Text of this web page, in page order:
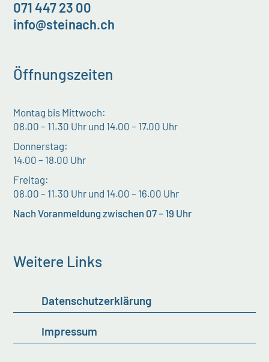
071 447 23 00
info@steinach.ch
Öffnungszeiten
Montag bis Mittwoch:
08.00 – 11.30 Uhr und 14.00 – 17.00 Uhr
Donnerstag:
14.00 – 18.00 Uhr
Freitag:
08.00 – 11.30 Uhr und 14.00 – 16.00 Uhr
Nach Voranmeldung zwischen 07 – 19 Uhr
Weitere Links
Datenschutzerklärung
Impressum